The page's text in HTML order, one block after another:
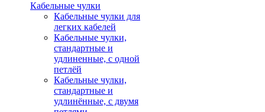
Кабельные чулки
Кабельные чулки для
легких кабелей
Кабельные чулки,
стандартные и
удлиненные, с одной
петлёй
Кабельные чулки,
стандартные и
удлинённые, с двумя